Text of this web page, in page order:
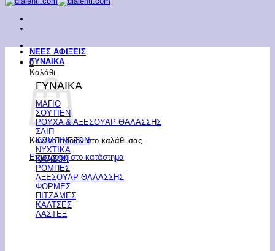
0
Καλάθι
Κανένα προϊόν στο καλάθι σας.
Επιστροφή στο κατάστημα
ΝΕΕΣ ΑΦΙΞΕΙΣ
ΓΥΝΑΙΚΑ
ΓΥΝΑΙΚΑ
ΜΑΓΙΟ
ΣΟΥΤΙΕΝ
ΡΟΥΧΑ & ΑΞΕΣΟΥΑΡ ΘΑΛΑΣΣΗΣ
ΣΛΙΠ
ΚΟΜΠΙΝΕΖΟΝ
ΝΥΧΤΙΚΑ
ΚΑΛΣΟΝ
ΡΟΜΠΕΣ
ΑΞΕΣΟΥΑΡ ΘΑΛΑΣΣΗΣ
ΦΟΡΜΕΣ
ΠΙΤΖΑΜΕΣ
ΚΑΛΤΣΕΣ
ΛΑΣΤΕΞ